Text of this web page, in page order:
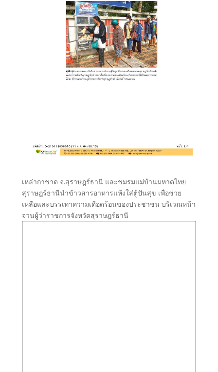
เหล่ากาชาด จ.สุราษฎร์ธานี และชมรมแม่บ้านมหาดไทย
สุราษฎร์ธานีนำข้าวสารอาหารแห้งใส่ตู้ปันสุข เพื่อช่วย
เหลือและบรรเทาความเดือดร้อนของประชาชน บริเวณหน้า
จวนผู้ว่าราชการจังหวัดสุราษฎร์ธานี